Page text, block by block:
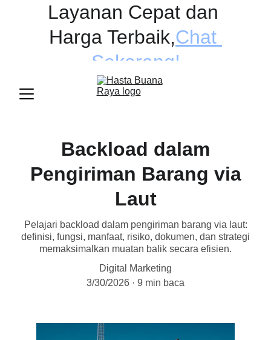
Layanan Cepat dan
Harga Terbaik,Chat
Sekarang!
Backload dalam
Pengiriman Barang via
Laut
Pelajari backload dalam pengiriman barang via laut:
definisi, fungsi, manfaat, risiko, dokumen, dan strategi
memaksimalkan muatan balik secara efisien.
Digital Marketing
3/30/2026
9 min baca